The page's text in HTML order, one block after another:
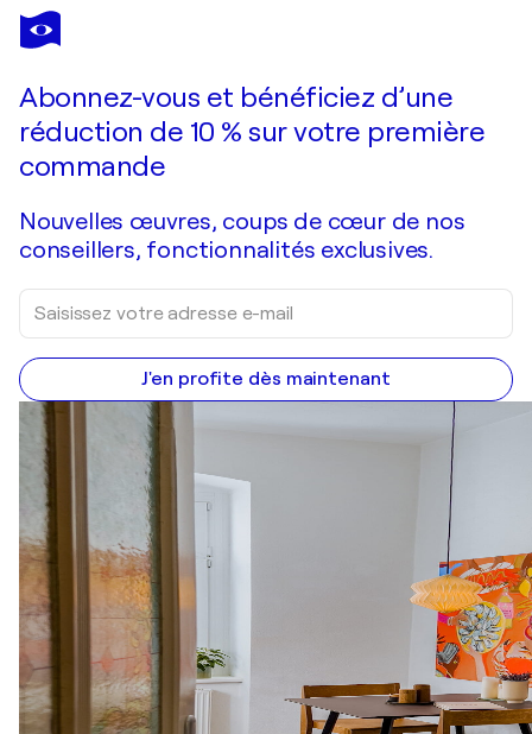
Abonnez-vous et bénéficiez d’une
réduction de 10 % sur votre première
commande
Nouvelles œuvres, coups de cœur de nos
conseillers, fonctionnalités exclusives.
J'en profite dès maintenant